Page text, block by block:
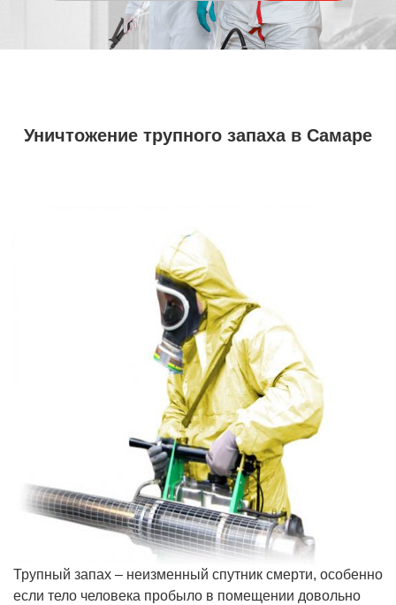
Уничтожение трупного запаха в Самаре
Трупный запах – неизменный спутник смерти, особенно
если тело человека пробыло в помещении довольно